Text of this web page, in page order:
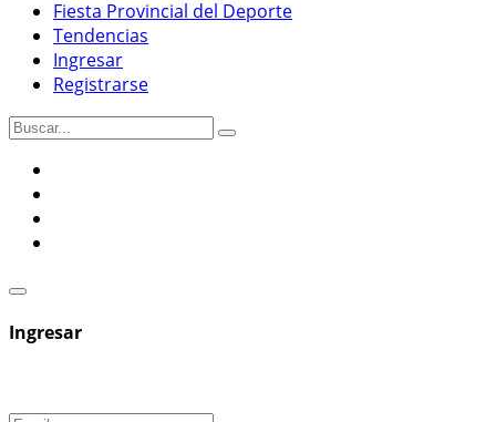
Fiesta Provincial del Deporte
Tendencias
Ingresar
Registrarse
Ingresar